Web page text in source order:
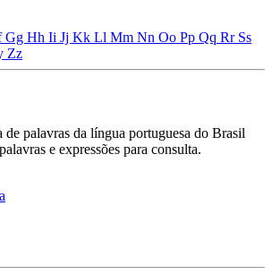
Gg Hh Ii Jj Kk Ll Mm Nn Oo Pp Qq Rr Ss
Zz
de palavras da língua portuguesa do Brasil
e expressões para consulta.